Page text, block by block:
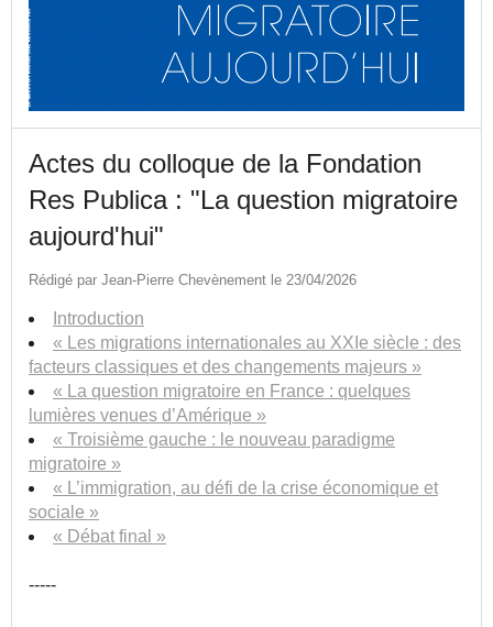
Actes du colloque de la Fondation
Res Publica : "La question migratoire
aujourd'hui"
Rédigé par Jean-Pierre Chevènement le 23/04/2026
Introduction
« Les migrations internationales au XXIe siècle : des
facteurs classiques et des changements majeurs »
« La question migratoire en France : quelques
lumières venues d’Amérique »
« Troisième gauche : le nouveau paradigme
migratoire »
« L’immigration, au défi de la crise économique et
sociale »
« Débat final »
-----